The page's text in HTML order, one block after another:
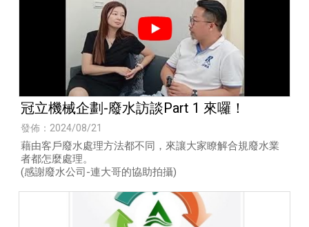
冠立機械企劃-廢水訪談Part 1 來囉！
發佈：2024/08/21
藉由客戶廢水處理方法都不同，來讓大家瞭解合規廢水業
者都怎麼處理。
(感謝廢水公司-連大哥的協助拍攝)